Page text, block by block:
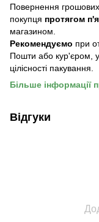
Повернення грошових
покупця протягом
магазином.
Рекомендуємо при
Пошти або кур'єром,
цілісності пакування.
Більше інформації
Відгуки